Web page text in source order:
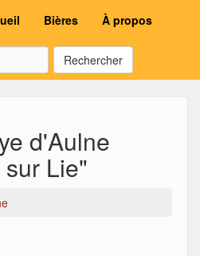
Bières À propos
Rechercher
d'Aulne
Lie"